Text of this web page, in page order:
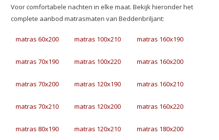
Voor comfortabele nachten in elke maat. Bekijk hieronder het
complete aanbod matrasmaten van Beddenbriljant:
matras 60x200 matras 100x210 matras 160x190
matras 70x190 matras 100x220 matras 160x200
matras 70x200 matras 120x190 matras 160x210
matras 70x210 matras 120x200 matras 160x220
matras 80x190 matras 120x210 matras 180x200